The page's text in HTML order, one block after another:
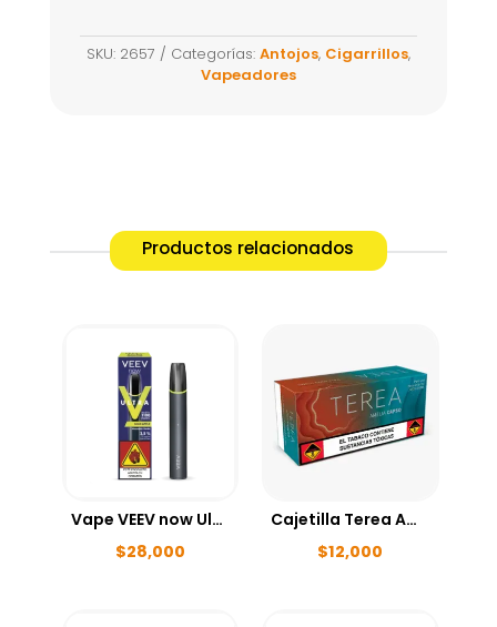
SKU: 2657 Categorías: Antojos, Cigarrillos,
Vapeadores
Productos relacionados
Vape VEEV now Ultra Sour Apple 1100Puff
$28,000
Cajetilla Terea Amelia x 20 Cigarrillos
$12,000